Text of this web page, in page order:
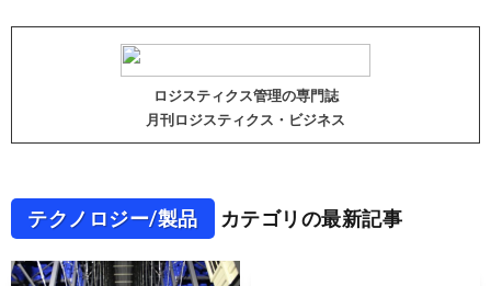
ロジスティクス管理の専門誌
月刊ロジスティクス・ビジネス
テクノロジー/製品 カテゴリの最新記事